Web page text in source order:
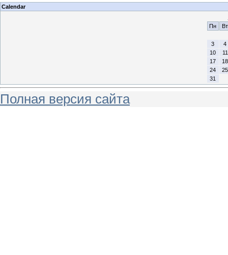
Calendar
Пн
Вт
3
4
10
11
17
18
24
25
31
Полная версия сайта